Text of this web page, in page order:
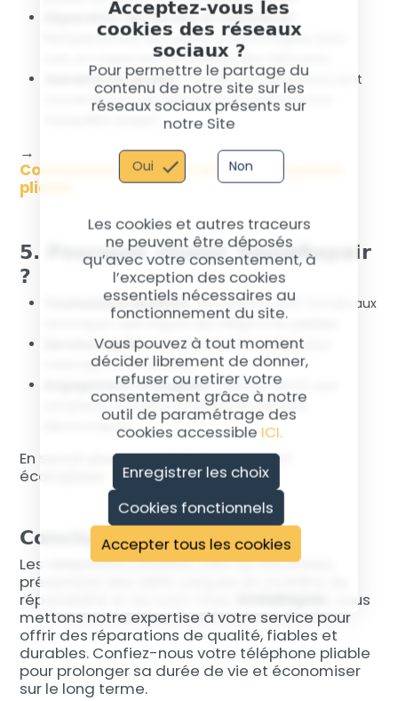
Acceptez-vous les
cookies des réseaux
sociaux ?
Pour permettre le partage du
contenu de notre site sur les
réseaux sociaux présents sur
notre Site
Oui Non
Les cookies et autres traceurs
ne peuvent être déposés
qu’avec votre consentement, à
l’exception des cookies
essentiels nécessaires au
fonctionnement du site.
Vous pouvez à tout moment
décider librement de donner,
refuser ou retirer votre
consentement grâce à notre
outil de paramétrage des
cookies accessible ICI.
Enregistrer les choix
Cookies fonctionnels
Accepter tous les cookies
Réparation des écrans et charnières
Remplacement des pièces endommagées avec
soin, en respectant les normes des fabricants.
Garantie de qualité: Toutes nos réparations sont
couvertes par une garantie pour assurer votre
→
Commander une réparation de téléphone
pliable
5. Pourquoi choisir SmileRepair
?
Techniciens qualifiés: Nos experts sont formés aux
techniques spécifiques des téléphones pliables.
Service rapide: Une intervention rapide pour
minimiser votre attente.
Engagement écologique: Réparer plutôt que
remplacer contribue à réduire les déchets
électroniques.
En savoir plus sur notre engagement
écologique
ici.
Conclusion
Les téléphones pliables, bien qu’innovants,
présentent des défis uniques en matière de
réparabilité et de coût. Chez
, nous
mettons notre expertise à votre service pour
offrir des réparations de qualité, fiables et
durables. Confiez-nous votre téléphone pliable
pour prolonger sa durée de vie et économiser
sur le long terme.